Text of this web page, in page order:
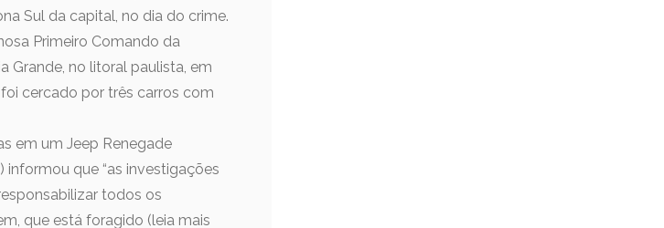
Sul da capital, no dia do crime.
Primeiro Comando da
Grande, no litoral paulista, em
cercado por três carros com
em um Jeep Renegade
informou que “as investigações
todos os
que está foragido (leia mais